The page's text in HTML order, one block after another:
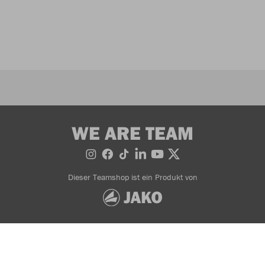
WE ARE TEAM
Dieser Teamshop ist ein Produkt von